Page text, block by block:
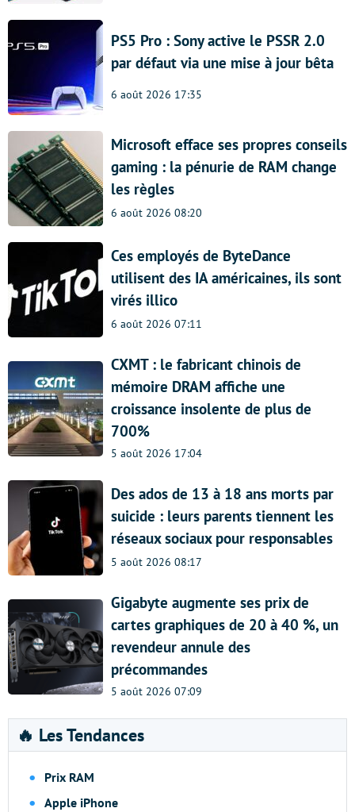
PS5 Pro : Sony active le PSSR 2.0
par défaut via une mise à jour bêta
6 août 2026 17:35
Microsoft efface ses propres conseils
gaming : la pénurie de RAM change
les règles
6 août 2026 08:20
Ces employés de ByteDance
utilisent des IA américaines, ils sont
virés illico
6 août 2026 07:11
CXMT : le fabricant chinois de
mémoire DRAM affiche une
croissance insolente de plus de
700%
5 août 2026 17:04
Des ados de 13 à 18 ans morts par
suicide : leurs parents tiennent les
réseaux sociaux pour responsables
5 août 2026 08:17
Gigabyte augmente ses prix de
cartes graphiques de 20 à 40 %, un
revendeur annule des
précommandes
5 août 2026 07:09
🔥 Les Tendances
Prix RAM
Apple iPhone